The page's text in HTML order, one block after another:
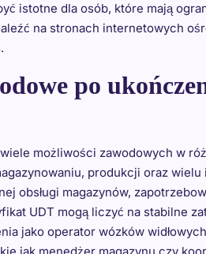
istotne dla osób, które mają
na stronach internetowych
po
możliwości zawodowych w
produkcji oraz
obsługi magazynów,
UDT mogą liczyć na stabilne
jako operator wózków